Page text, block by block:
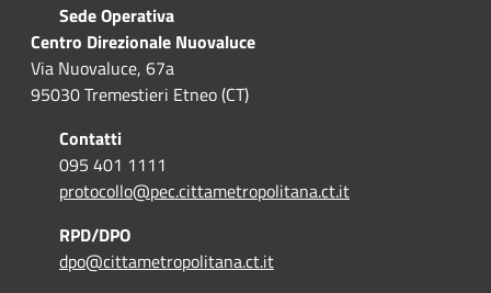
Sede Operativa
Centro Direzionale Nuovaluce
Via Nuovaluce, 67a
95030 Tremestieri Etneo (CT)
Contatti
095 401 1111
protocollo@pec.cittametropolitana.ct.it
RPD/DPO
dpo@cittametropolitana.ct.it